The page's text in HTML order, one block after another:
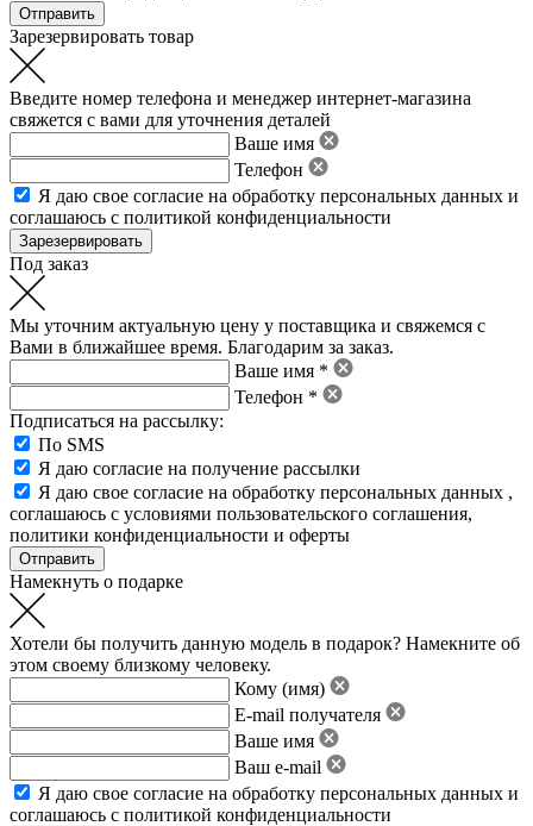
Зарезервировать товар
Введите номер телефона и менеджер интернет-магазина
свяжется с вами для уточнения деталей
Ваше имя
Телефон
Я даю свое согласие на обработку персональных данных и
соглашаюсь с политикой конфиденциальности
Под заказ
Мы уточним актуальную цену у поставщика и свяжемся с
Вами в ближайшее время. Благодарим за заказ.
Ваше имя *
Телефон *
Подписаться на рассылку:
По SMS
Я даю согласие на получение рассылки
Я даю свое согласие на обработку персональных данных ,
соглашаюсь с условиями пользовательского соглашения,
политики конфиденциальности и оферты
Намекнуть о подарке
Хотели бы получить данную модель в подарок? Намекните об
этом своему близкому человеку.
Кому (имя)
E-mail получателя
Ваше имя
Ваш e-mail
Я даю свое согласие на обработку персональных данных и
соглашаюсь с политикой конфиденциальности